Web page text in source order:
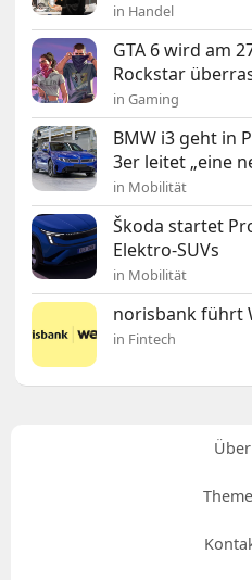
in Handel
GTA 6 wird am
Rockstar
in Gaming
BMW i3 geht in
3er leitet „eine
in Mobilität
Škoda startet
Elektro-SUVs
in Mobilität
norisbank führt
in Fintech
Über